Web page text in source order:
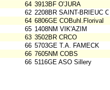
64 3913BF O'JURA
62 2208BR SAINT-BRIEUC
64 6806GE COBuhl.Florival
65 1408NM VIK'AZIM
63 3502BR CRCO
66 5703GE T.A. FAMECK
66 7605NM COBS
66 5116GE ASO Sillery